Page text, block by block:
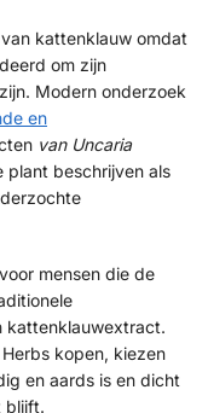
kattenklauw omdat
om zijn
Modern onderzoek
en
van Uncaria
plant beschrijven als
mensen die de
kattenklauwextract.
kopen, kiezen
en aards is en dicht
blijft.